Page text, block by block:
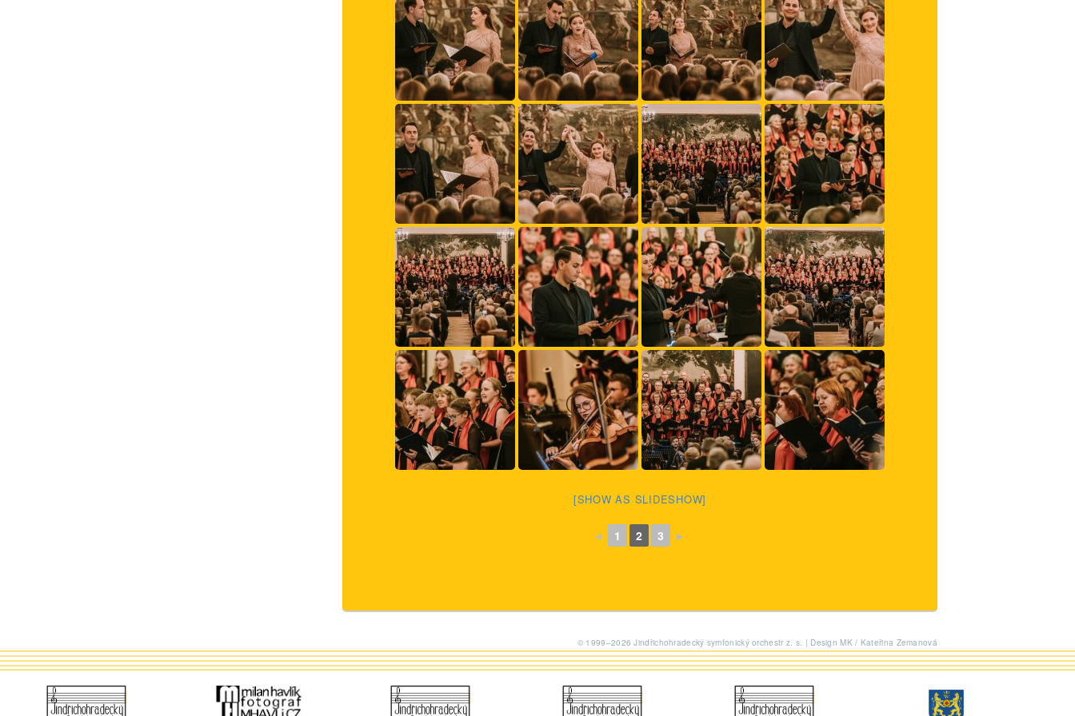
[SHOW AS SLIDESHOW]
◄ 1 2 3 ►
© 1999–2026 Jindřichohradecký symfonický orchestr z. s. | Design MK / Kateřina Zemanová